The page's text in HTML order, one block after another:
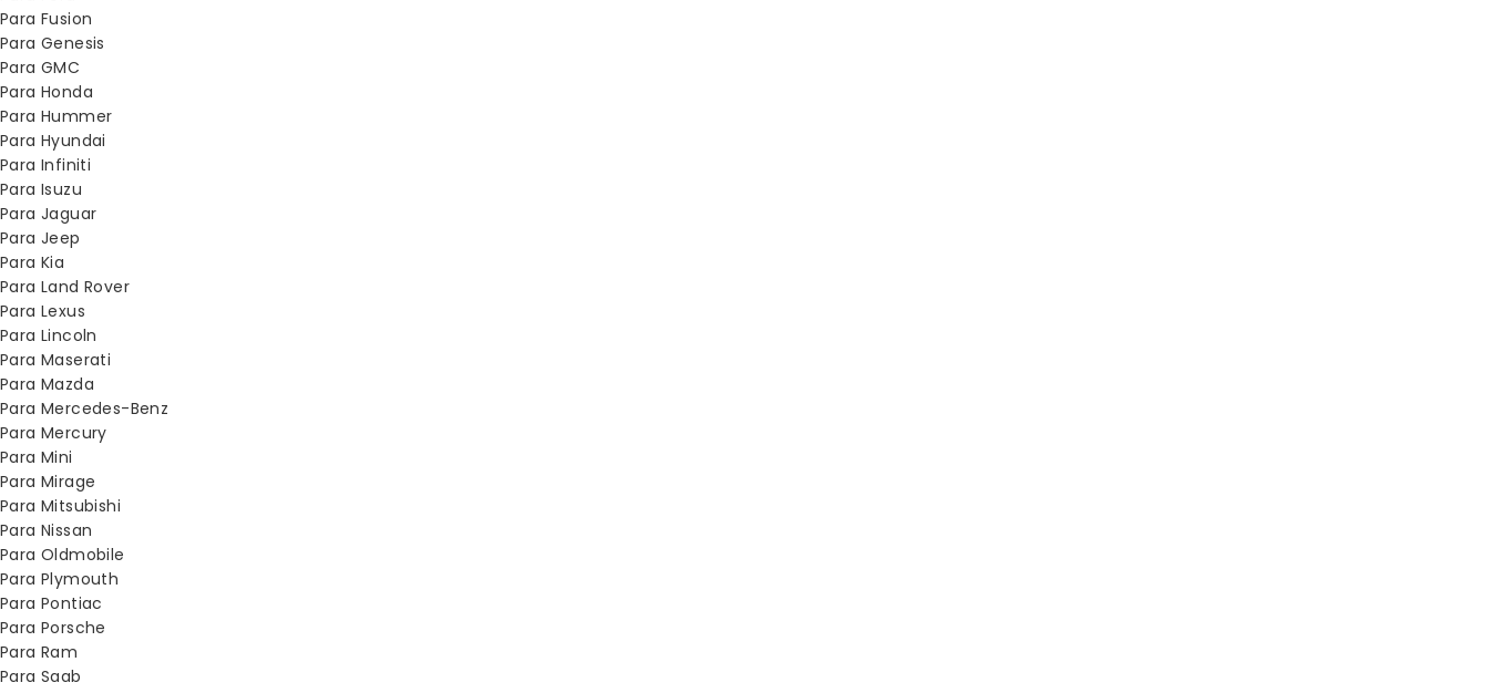
Para Fusion
Para Genesis
Para GMC
Para Honda
Para Hummer
Para Hyundai
Para Infiniti
Para Isuzu
Para Jaguar
Para Jeep
Para Kia
Para Land Rover
Para Lexus
Para Lincoln
Para Maserati
Para Mazda
Para Mercedes-Benz
Para Mercury
Para Mini
Para Mirage
Para Mitsubishi
Para Nissan
Para Oldmobile
Para Plymouth
Para Pontiac
Para Porsche
Para Ram
Para Saab